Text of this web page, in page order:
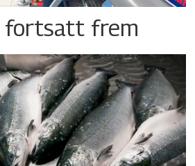
fortsatt frem